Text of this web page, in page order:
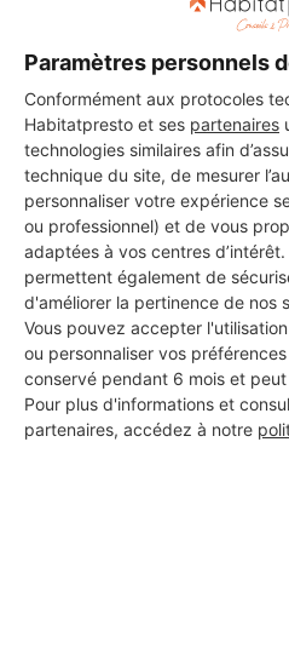
Paramètres personnels
Conformément aux protocoles
Habitatpresto et ses partenaires
technologies similaires afin
technique du site, de mesurer
personnaliser votre expérience
ou professionnel) et de vous
adaptées à vos centres
permettent également de
d'améliorer la pertinence de nos
Vous pouvez accepter
ou personnaliser vos
conservé pendant 6 mois et
Pour plus d'informations et
partenaires, accédez à notre
DEMANDER